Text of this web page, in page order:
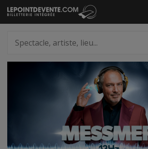
Passer
au
artiste,
lieu...